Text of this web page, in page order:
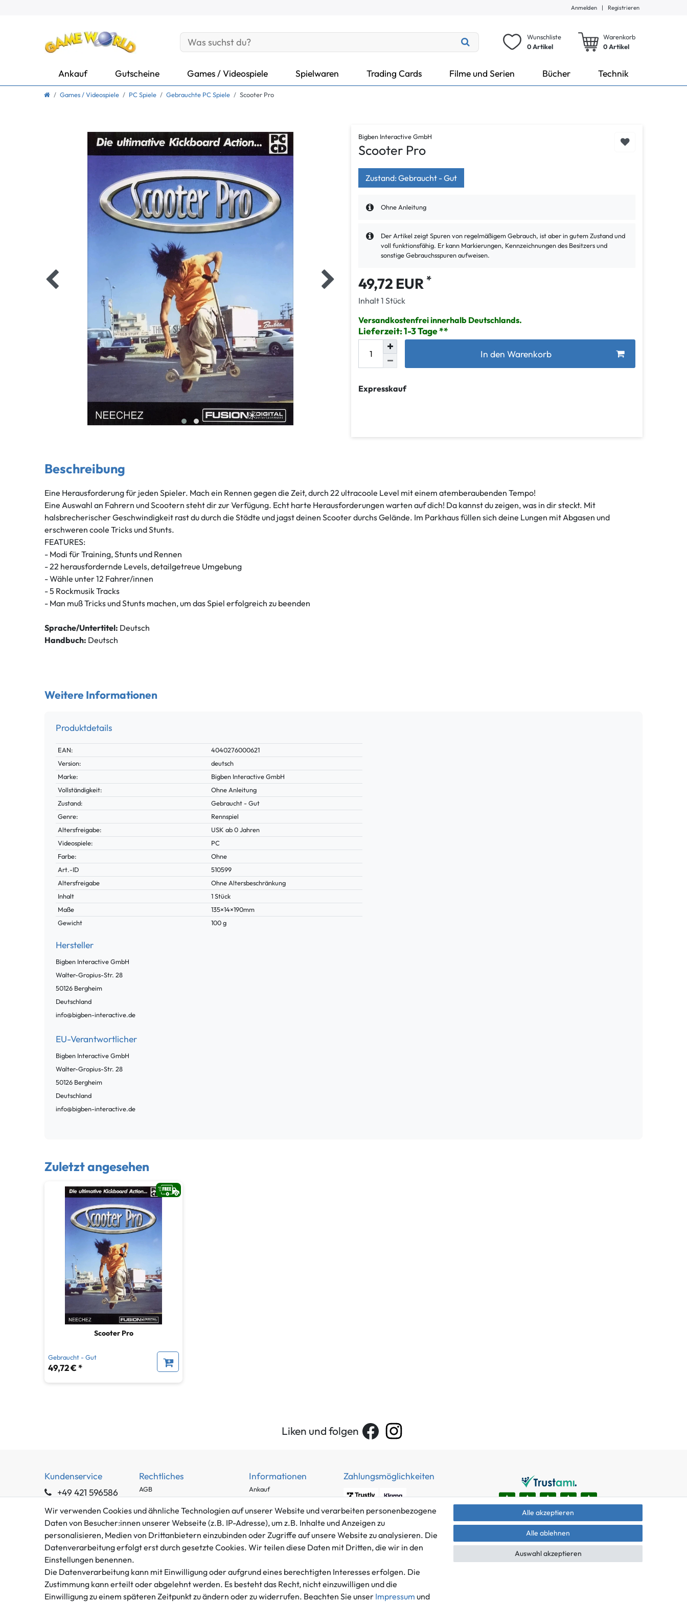
Anmelden | Registrieren
Wunschliste
0 Artikel
Warenkorb
0Artikel
Ankauf Gutscheine Games / Videospiele Spielwaren Trading Cards Filme und Serien Bücher Technik
Games / Videospiele PC Spiele Gebrauchte PC Spiele Scooter Pro
Bigben Interactive GmbH
Scooter Pro
Ohne Anleitung
Zustand: Gebraucht - Gut
Der Artikel zeigt Spuren von regelmäßigem Gebrauch, ist aber in gutem Zustand und
voll funktionsfähig. Er kann Markierungen, Kennzeichnungen des Besitzers und
sonstige Gebrauchsspuren aufweisen.
49,72 EUR *
Inhalt1 Stück
Versandkostenfrei innerhalb Deutschlands.
Lieferzeit: 1-3 Tage
In den Warenkorb
Expresskauf
Beschreibung
Eine Herausforderung für jeden Spieler. Mach ein Rennen gegen die Zeit, durch 22 ultracoole Level mit einem atemberaubenden Tempo!
Eine Auswahl an Fahrern und Scootern steht dir zur Verfügung. Echt harte Herausforderungen warten auf dich! Da kannst du zeigen, was in dir steckt. Mit
halsbrecherischer Geschwindigkeit rast du durch die Städte und jagst deinen Scooter durchs Gelände. Im Parkhaus füllen sich deine Lungen mit Abgasen und
erschweren coole Tricks und Stunts.
FEATURES:
- Modi für Training, Stunts und Rennen
- 22 herausfordernde Levels, detailgetreue Umgebung
- Wähle unter 12 Fahrer/innen
- 5 Rockmusik Tracks
- Man muß Tricks und Stunts machen, um das Spiel erfolgreich zu beenden
Sprache/Untertitel: Deutsch
Handbuch: Deutsch
Weitere Informationen
Produktdetails
Technisches
Merkmal
Wert
EAN:
4040276000621
Version:
deutsch
Marke:
Bigben Interactive GmbH
Vollständigkeit:
Ohne Anleitung
Zustand:
Gebraucht - Gut
Genre:
Rennspiel
Altersfreigabe:
USK ab 0 Jahren
Videospiele:
PC
Farbe:
Ohne
Technisches
Merkmal
Wert
Art.-ID
510599
Altersfreigabe
Ohne Altersbeschränkung
Inhalt
1 Stück
Maße
135×14×190mm
Gewicht
100 g
Hersteller
Bigben Interactive GmbH
Walter-Gropius-Str. 28
50126 Bergheim
Deutschland
info@bigben-interactive.de
EU-Verantwortlicher
Bigben Interactive GmbH
Walter-Gropius-Str. 28
50126 Bergheim
Deutschland
info@bigben-interactive.de
Zuletzt angesehen
Scooter Pro
Gebraucht - Gut
49,72 € *
Liken und folgen
Kundenservice
+49 421 596586
info@gameworld.de
Kontaktformular
Rechtliches
AGB
Datenschutzerklärung
Barrierefreiheitserklärung
Widerrufs­recht
Informationen
Ankauf
Häufig gestellte Fragen
Zahlung und Versand
Batterieentsorgung
Zahlungsmöglichkeiten
Mitglied im Händlerbund
Versand innerhalb Deutschlands.
Wir verwenden Cookies und ähnliche Technologien auf unserer Website und verarbeiten personenbezogene
Daten von Besucher:innen unserer Webseite (z.B. IP-Adresse), um z.B. Inhalte und Anzeigen zu
personalisieren, Medien von Drittanbietern einzubinden oder Zugriffe auf unsere Website zu analysieren. Die
Datenverarbeitung erfolgt erst durch gesetzte Cookies. Wir teilen diese Daten mit Dritten, die wir in den
Einstellungen benennen.
Die Datenverarbeitung kann mit Einwilligung oder aufgrund eines berechtigten Interesses erfolgen. Die
Zustimmung kann erteilt oder abgelehnt werden. Es besteht das Recht, nicht einzuwilligen und die
Einwilligung zu einem späteren Zeitpunkt zu ändern oder zu widerrufen. Beachten Sie unser Impressum und
Alle akzeptieren
Alle ablehnen
Auswahl akzeptieren